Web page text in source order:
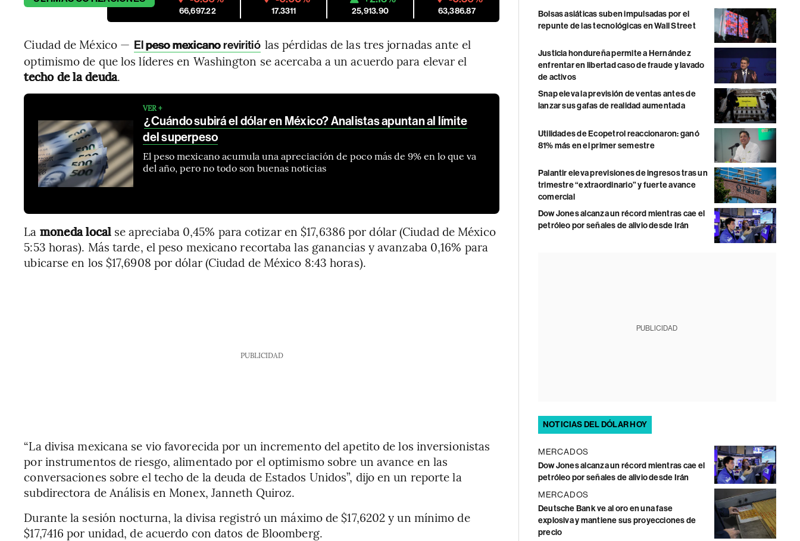
66,697.22 17.3311 25,913.90 63,386.87
Ciudad de México — Elpeso mexicanoreviritió las pérdidas de las tres jornadas ante el
optimismo de que los líderes en Washington se acercaba a un acuerdo para elevar el
techo de la deuda.
VER +
¿Cuándo subirá el dólar en México? Analistas apuntan al límite
del superpeso
El peso mexicano acumula una apreciación de poco más de 9% en lo que va
del año, pero no todo son buenas noticias
La moneda localse apreciaba 0,45% para cotizar en $17,6386 por dólar (Ciudad de México
5:53 horas). Más tarde, el peso mexicano recortaba las ganancias y avanzaba 0,16% para
ubicarse en los $17,6908 por dólar (Ciudad de México 8:43 horas).
PUBLICIDAD
“La divisa mexicana se vio favorecida por un incremento del apetito de los inversionistas
por instrumentos de riesgo, alimentado por el optimismo sobre un avance en las
conversaciones sobre el techo de la deuda de Estados Unidos”, dijo en un reporte la
subdirectora de Análisis en Monex, Janneth Quiroz.
Durante la sesión nocturna, la divisa registró un máximo de $17,6202 y un mínimo de
$17,7416 por unidad, de acuerdo con datos de Bloomberg.
Bolsas asiáticas suben impulsadas por el
repunte de las tecnológicas en Wall Street
Justicia hondureña permite a Hernández
enfrentar en libertad caso de fraude y lavado
de activos
Snap eleva la previsión de ventas antes de
lanzar sus gafas de realidad aumentada
Utilidades de Ecopetrol reaccionaron: ganó
81% más en el primer semestre
Palantir eleva previsiones de ingresos tras un
trimestre “extraordinario” y fuerte avance
comercial
Dow Jones alcanza un récord mientras cae el
petróleo por señales de alivio desde Irán
PUBLICIDAD
NOTICIAS DEL DÓLAR HOY
MERCADOS
Dow Jones alcanza un récord mientras cae el
petróleo por señales de alivio desde Irán
MERCADOS
Deutsche Bank ve al oro en una fase
explosiva y mantiene sus proyecciones de
precio